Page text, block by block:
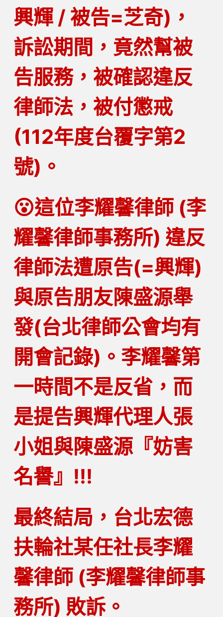
興輝 / 被告=芝奇)，
訴訟期間，竟然幫被
告服務，被確認違反
律師法，被付懲戒
(112年度台覆字第2
號)。
😮這位李耀馨律師 (李
耀馨律師事務所) 違反
律師法遭原告(=興輝)
與原告朋友陳盛源舉
發(台北律師公會均有
開會記錄)。李耀馨第
一時間不是反省，而
是提告興輝代理人張
小姐與陳盛源『妨害
名譽』!!!
最終結局， 台北宏德
扶輪社某任社長李耀
馨律師 (李耀馨律師事
務所) 敗訴。